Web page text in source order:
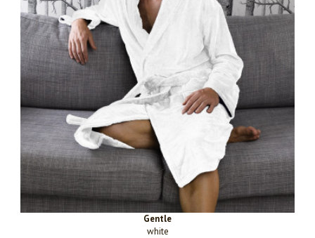
Gentle
white